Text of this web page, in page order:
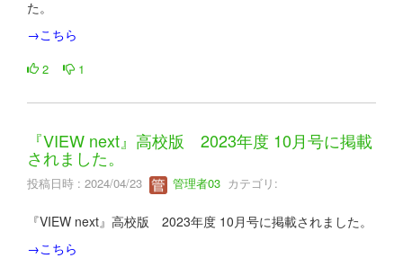
た。
→こちら
2 1
『VIEW next』高校版 2023年度 10月号に掲載
されました。
投稿日時 : 2024/04/23 管理者03 カテゴリ:
『VIEW next』高校版 2023年度 10月号に掲載されました。
→こちら